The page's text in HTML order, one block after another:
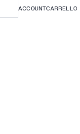
ACCOUNTCARRELLO